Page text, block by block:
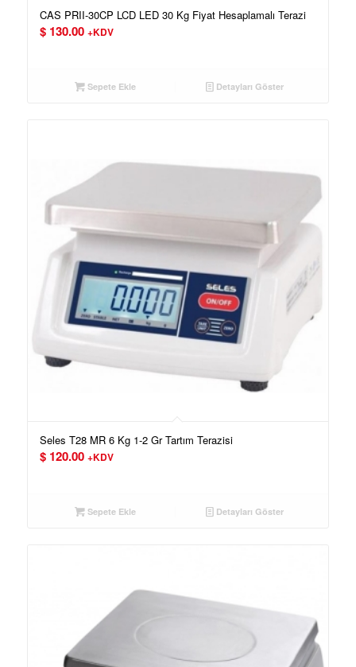
CAS PRII-30CP LCD LED 30 Kg Fiyat Hesaplamalı Terazi
$130.00 +KDV
Sepete Ekle Detayları Göster
Seles T28 MR 6 Kg 1-2 Gr Tartım Terazisi
$120.00 +KDV
Sepete Ekle Detayları Göster